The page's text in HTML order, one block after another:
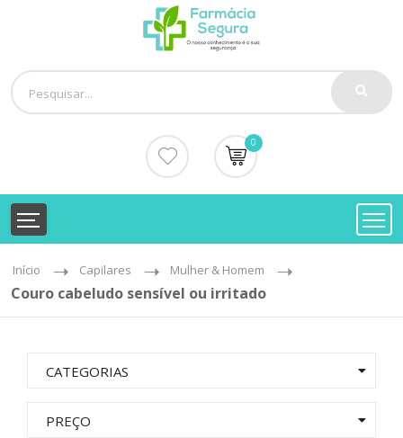
0
Início Capilares Mulher & Homem
Couro cabeludo sensível ou irritado
CATEGORIAS
PREÇO